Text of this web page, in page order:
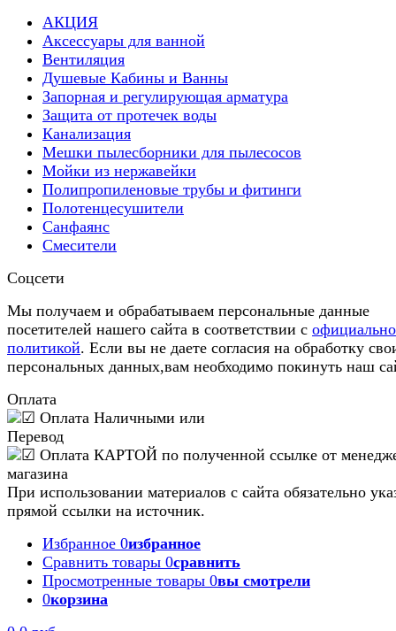
АКЦИЯ
Аксессуары для ванной
Вентиляция
Душевые Кабины и Ванны
Запорная и регулирующая арматура
Защита от протечек воды
Канализация
Мешки пылесборники для пылесосов
Мойки из нержавейки
Полипропиленовые трубы и фитинги
Полотенцесушители
Санфаянс
Смесители
Соцсети
Мы получаем и обрабатываем персональные данные
посетителей нашего сайта в соответствии с
политикой. Если вы не даете согласия на обработку
персональных данных,вам необходимо покинуть наш
Оплата
При использовании материалов с сайта обязательно
прямой ссылки на источник.
Избранное 0избранное
Сравнить товары 0сравнить
Просмотренные товары 0вы смотрели
0корзина